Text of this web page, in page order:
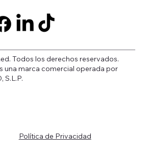
Todos los derechos reservados.
una marca comercial operada por
S.L.P.
Política de Privacidad